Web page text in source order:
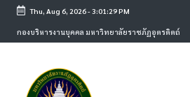
Thu, Aug 6, 2026-3:01:29 PM
กองบริหารงานบุคคล มหาวิทยาลัยราชภัฏอุตรดิตถ์